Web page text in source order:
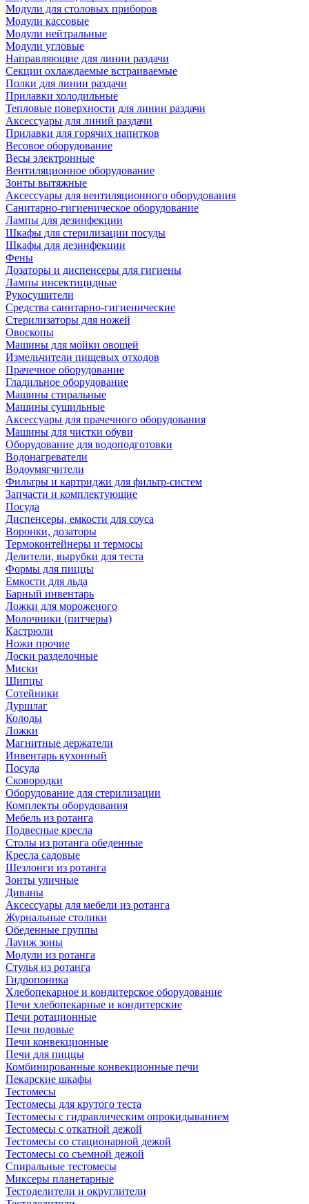
Модули для столовых приборов
Модули кассовые
Модули нейтральные
Модули угловые
Направляющие для линии раздачи
Секции охлаждаемые встраиваемые
Полки для линии раздачи
Прилавки холодильные
Тепловые поверхности для линии раздачи
Аксессуары для линий раздачи
Прилавки для горячих напитков
Весовое оборудование
Весы электронные
Вентиляционное оборудование
Зонты вытяжные
Аксессуары для вентиляционного оборудования
Санитарно-гигиеническое оборудование
Лампы для дезинфекции
Шкафы для стерилизации посуды
Шкафы для дезинфекции
Фены
Дозаторы и диспенсеры для гигиены
Лампы инсектицидные
Рукосушители
Средства санитарно-гигиенические
Стерилизаторы для ножей
Овоскопы
Машины для мойки овощей
Измельчители пищевых отходов
Прачечное оборудование
Гладильное оборудование
Машины стиральные
Машины сушильные
Аксессуары для прачечного оборудования
Машины для чистки обуви
Оборудование для водоподготовки
Водонагреватели
Водоумягчители
Фильтры и картриджи для фильтр-систем
Запчасти и комплектующие
Посуда
Диспенсеры, емкости для соуса
Воронки, дозаторы
Термоконтейнеры и термосы
Делители, вырубки для теста
Формы для пиццы
Емкости для льда
Барный инвентарь
Ложки для мороженого
Молочники (питчеры)
Кастрюли
Ножи прочие
Доски разделочные
Миски
Щипцы
Сотейники
Дуршлаг
Колоды
Ложки
Магнитные держатели
Инвентарь кухонный
Посуда
Сковородки
Оборудование для стерилизации
Комплекты оборудования
Мебель из ротанга
Подвесные кресла
Столы из ротанга обеденные
Кресла садовые
Шезлонги из ротанга
Зонты уличные
Диваны
Аксессуары для мебели из ротанга
Журнальные столики
Обеденные группы
Лаунж зоны
Модули из ротанга
Стулья из ротанга
Гидропоника
Хлебопекарное и кондитерское оборудование
Печи хлебопекарные и кондитерские
Печи ротационные
Печи подовые
Печи конвекционные
Печи для пиццы
Комбинированные конвекционные печи
Пекарские шкафы
Тестомесы
Тестомесы для крутого теста
Тестомесы с гидравлическим опрокидыванием
Тестомесы с откатной дежой
Тестомесы со стационарной дежой
Тестомесы со съемной дежой
Спиральные тестомесы
Миксеры планетарные
Тестоделители и округлители